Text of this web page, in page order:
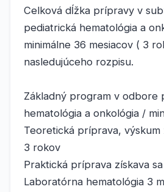
Celková dĺžka prípravy v
pediatrická hematológia a
minimálne 36 mesiacov ( 3
nasledujúceho rozpisu.
Základný program v odbore
hematológia a onkológia /
Teoretická príprava, výskum
3 rokov
Praktická príprava získava
Laboratórna hematológia 3